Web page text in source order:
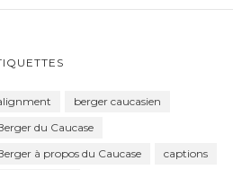
berger caucasien
du Caucase
à propos du Caucase
captions